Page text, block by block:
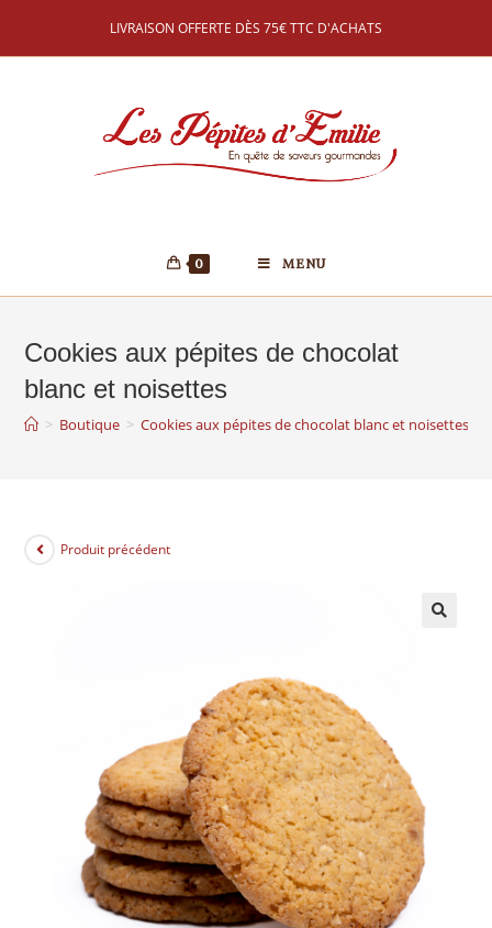
LIVRAISON OFFERTE DÈS 75€ TTC D'ACHATS
0 MENU
Cookies aux pépites de chocolat
blanc et noisettes
> Boutique > Cookies aux pépites de chocolat blanc et noisettes
Produit précédent